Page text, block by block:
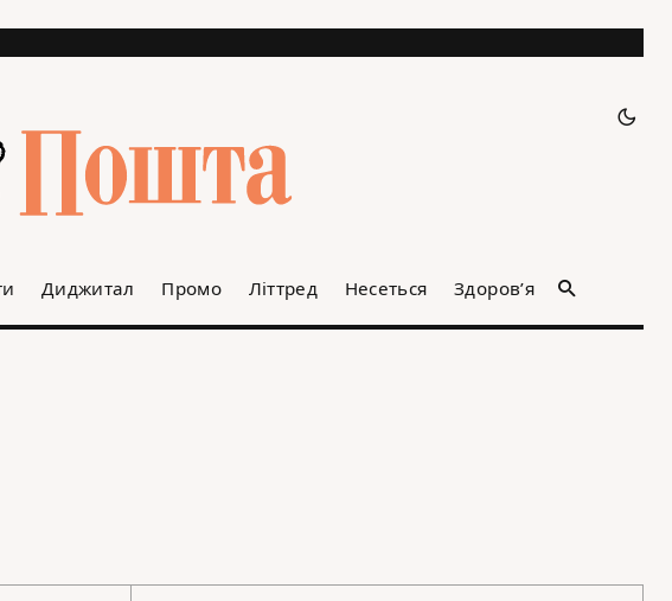
Диджитал Промо Літтред Несеться Здоров’я